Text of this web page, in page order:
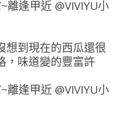
想到現在的西瓜還很
，味道變的豐富許